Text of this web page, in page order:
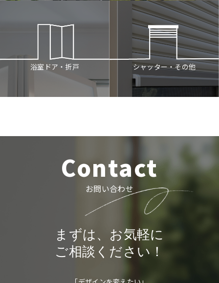
浴室ドア・折戸 シャッター・その他
Contact
お問い合わせ
まずは、お気軽に
ご相談ください！